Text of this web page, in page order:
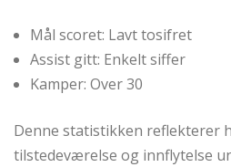
Mål scoret: Lavt tosifret
Assist gitt: Enkelt siffer
Kamper: Over 30
Denne statistikken reflekterer
tilstedeværelse og innflytelse